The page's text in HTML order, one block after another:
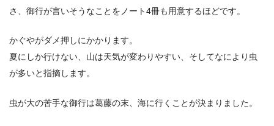
さ、御行が言いそうなことをノート4冊も用意するほどです。
かぐやがダメ押しにかかります。
夏にしか行けない、山は天気が変わりやすい、そしてなにより虫
が多いと指摘します。
虫が大の苦手な御行は葛藤の末、海に行くことが決まりました。